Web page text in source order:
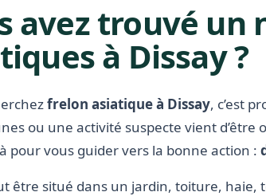
avez trouvé un
à Dissay ?
frelon asiatique à Dissay, c’est
ou une activité suspecte vient d’être
pour vous guider vers la bonne action :
être situé dans un jardin, toiture, haie,